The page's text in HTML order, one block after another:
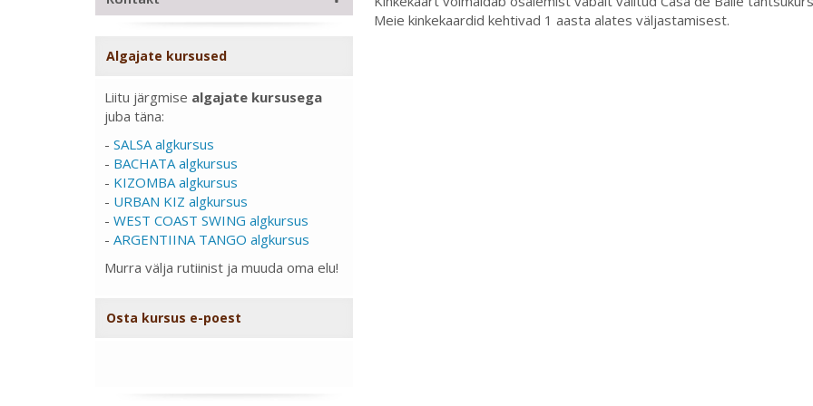
Algajate kursused
Liitu järgmise algajate kursusega
juba täna:
- SALSA algkursus
- BACHATA algkursus
- KIZOMBA algkursus
- URBAN KIZ algkursus
- WEST COAST SWING algkursus
- ARGENTIINA TANGO algkursus
Murra välja rutiinist ja muuda oma elu!
Osta kursus e-poest
Meie kinkekaardid kehtivad 1 aasta alates väljastamisest.